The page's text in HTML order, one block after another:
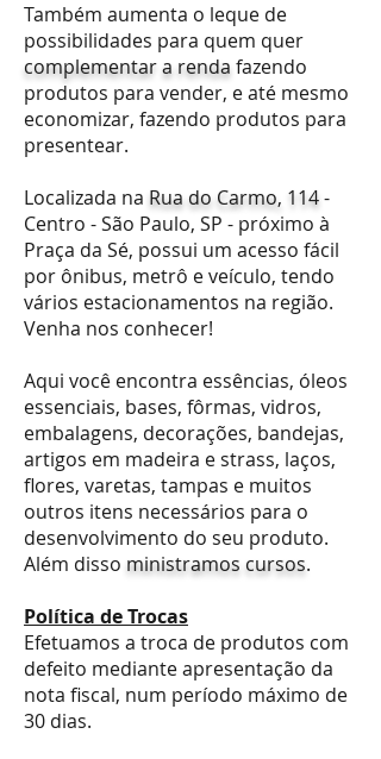
Também aumenta o leque de
possibilidades para quem quer
complementar a renda fazendo
produtos para vender, e até mesmo
economizar, fazendo produtos para
presentear.
Localizada na Rua do Carmo, 114-
Centro - São Paulo, SP - próximo à
Praça da Sé, possui um acesso fácil
por ônibus, metrô e veículo, tendo
vários estacionamentos na região.
Venha nos conhecer!
Aqui você encontra essências, óleos
essenciais, bases, fôrmas, vidros,
embalagens, decorações, bandejas,
artigos em madeira e strass, laços,
flores, varetas, tampas e muitos
outros itens necessários para o
desenvolvimento do seu produto.
Além disso ministramos cursos.
Política de Trocas
Efetuamos a troca de produtos com
defeito mediante apresentação da
nota fiscal, num período máximo de
30 dias.